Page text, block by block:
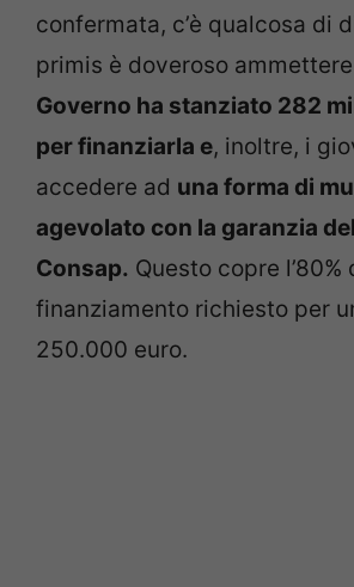
confermata, c’è qualcosa di
primis è doveroso
Governo ha stanziato 282
per finanziarla e, inoltre, i
accedere ad una forma di
agevolato con la garanzia
Consap. Questo copre l’80%
finanziamento richiesto per
250.000 euro.